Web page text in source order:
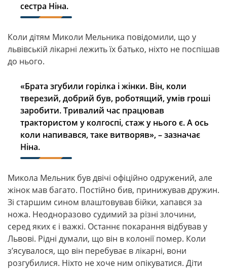
сестра Ніна.
Коли дітям Миколи Мельника повідомили, що у
львівській лікарні лежить їх батько, ніхто не поспішав
до нього.
«Брата згубили горілка і жінки. Він, коли
тверезий, добрий був, роботящий, умів гроші
заробити. Тривалий час працював
трактористом у колгоспі, стаж у нього є. А ось
коли напивався, таке витворяв», – зазначає
Ніна.
Микола Мельник був двічі офіційно одружений, але
жінок мав багато. Постійно бив, принижував дружин.
Зі старшим сином влаштовував бійки, хапався за
ножа. Неодноразово судимий за різні злочини,
серед яких є і важкі. Останнє покарання відбував у
Львові. Рідні думали, що він в колонії помер. Коли
з’ясувалося, що він перебуває в лікарні, вони
розгубилися. Ніхто не хоче ним опікуватися. Діти